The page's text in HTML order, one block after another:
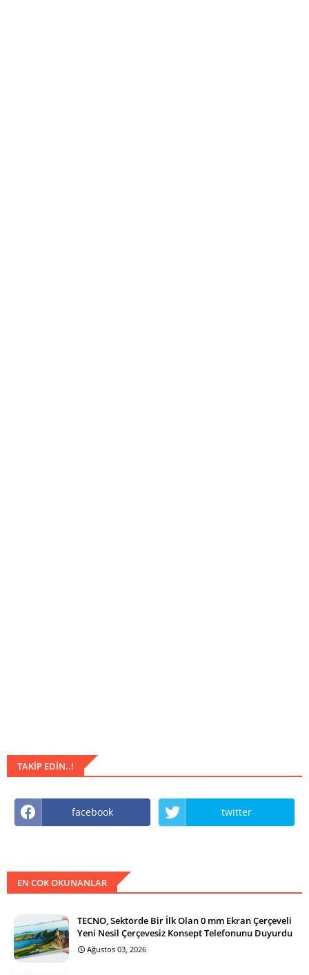
TAKIP EDIN..!
facebook twitter
EN COK OKUNANLAR
TECNO, Sektörde Bir İlk Olan 0 mm Ekran Çerçeveli
Yeni Nesil Çerçevesiz Konsept Telefonunu Duyurdu
Ağustos 03, 2026